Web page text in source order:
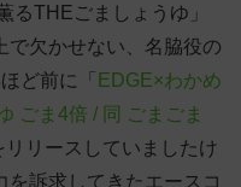
るTHEごましょうゆ」
で欠かせない、名脇役の
ど前に「 EDGE×わかめ
ごま4倍 / 同 ごまごま
リリースしていましたけ
を訴求してきたエースコ